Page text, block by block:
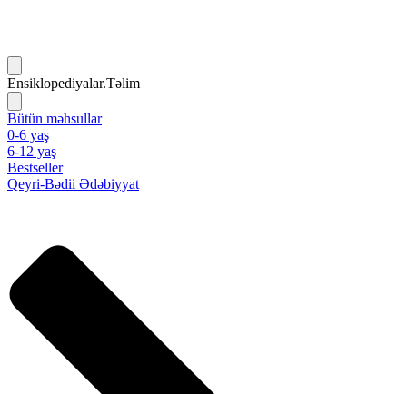
Ensiklopediyalar.Təlim
Bütün məhsullar
0-6 yaş
6-12 yaş
Bestseller
Qeyri-Bədii Ədəbiyyat